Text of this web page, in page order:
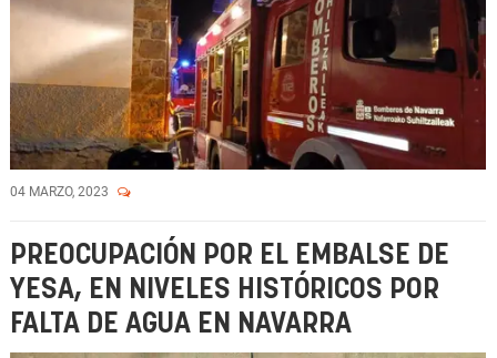
04 MARZO, 2023
PREOCUPACIÓN POR EL EMBALSE DE
YESA, EN NIVELES HISTÓRICOS POR
FALTA DE AGUA EN NAVARRA